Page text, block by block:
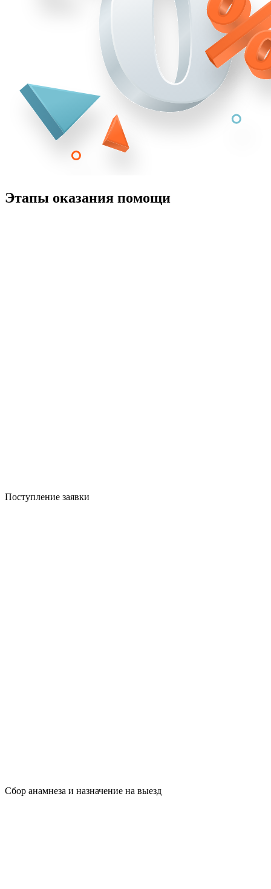
Этапы оказания помощи
Поступление заявки
Сбор анамнеза и назначение на выезд